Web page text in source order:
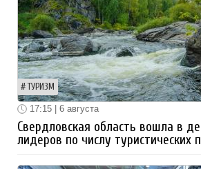
ТУРИЗМ
17:15 | 6 августа
Свердловская область вошла в
лидеров по числу туристических